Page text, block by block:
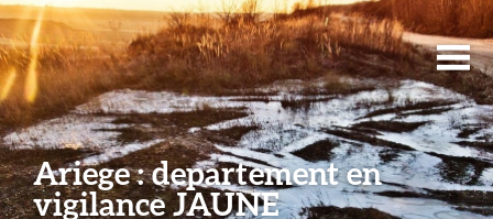
Ariege : departement en
vigilance JAUNE